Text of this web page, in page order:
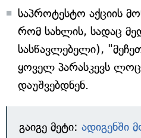
საპროტესტო აქციის
რომ სახლის, სადაც
სასწავლებელი),
ყოველ პარასკევს
დაუშვებდნენ.
გაიგე მეტი: ადიგენში